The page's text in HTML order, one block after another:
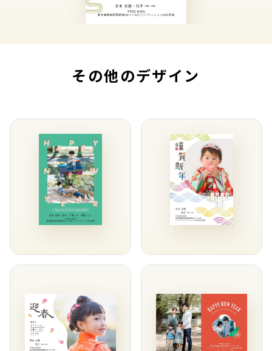
その他のデザイン